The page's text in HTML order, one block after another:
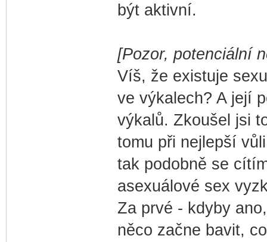
být aktivní.
[Pozor, potenciální
Víš, že existuje
ve výkalech? A její
výkalů. Zkoušel jsi
tomu při nejlepší
tak podobně se
asexuálové sex
Za prvé - kdyby
něco začne bavit,